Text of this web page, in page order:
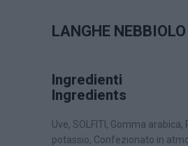
LANGHE NEBBIOLO
Ingredienti
Ingredients
Uve, SOLFITI, Gomma
potassio, Confezionato in